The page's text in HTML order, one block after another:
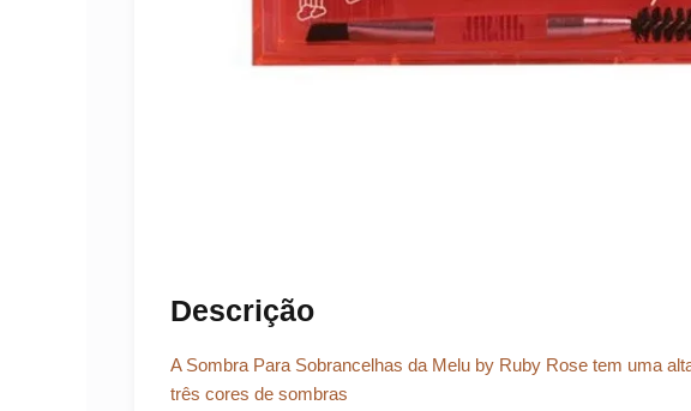
Descrição
A Sombra Para Sobrancelhas da Melu by Ruby Rose tem uma
três cores de sombras